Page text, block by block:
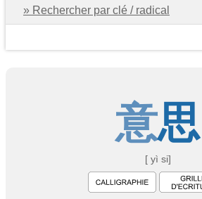
» Rechercher par clé / radical
意思
[ yì si]